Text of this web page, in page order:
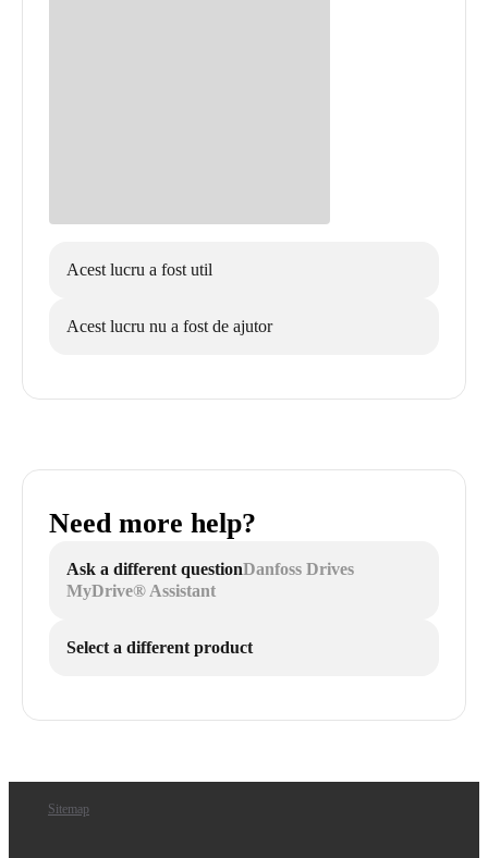
Acest lucru a fost util
Acest lucru nu a fost de ajutor
Need more help?
Ask a different questionDanfoss Drives
MyDrive® Assistant
Select a different product
Sitemap